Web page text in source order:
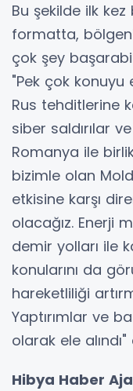
Bu şekilde ilk
formatta,
çok şey
"Pek çok konuyu
Rus tehditlerine
siber saldırılar
Romanya ile
bizimle olan
etkisine karşı
olacağız. Enerji
demir yolları ile
konularını da
hareketliliği
Yaptırımlar ve
olarak ele alındı"
Hibya Haber